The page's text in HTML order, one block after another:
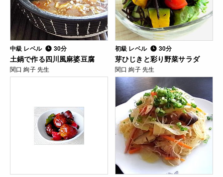
中級 レベル 30分
土鍋で作る四川風麻婆豆腐
関口 絢子 先生
初級 レベル 30分
芽ひじきと彩り野菜サラダ
関口 絢子 先生